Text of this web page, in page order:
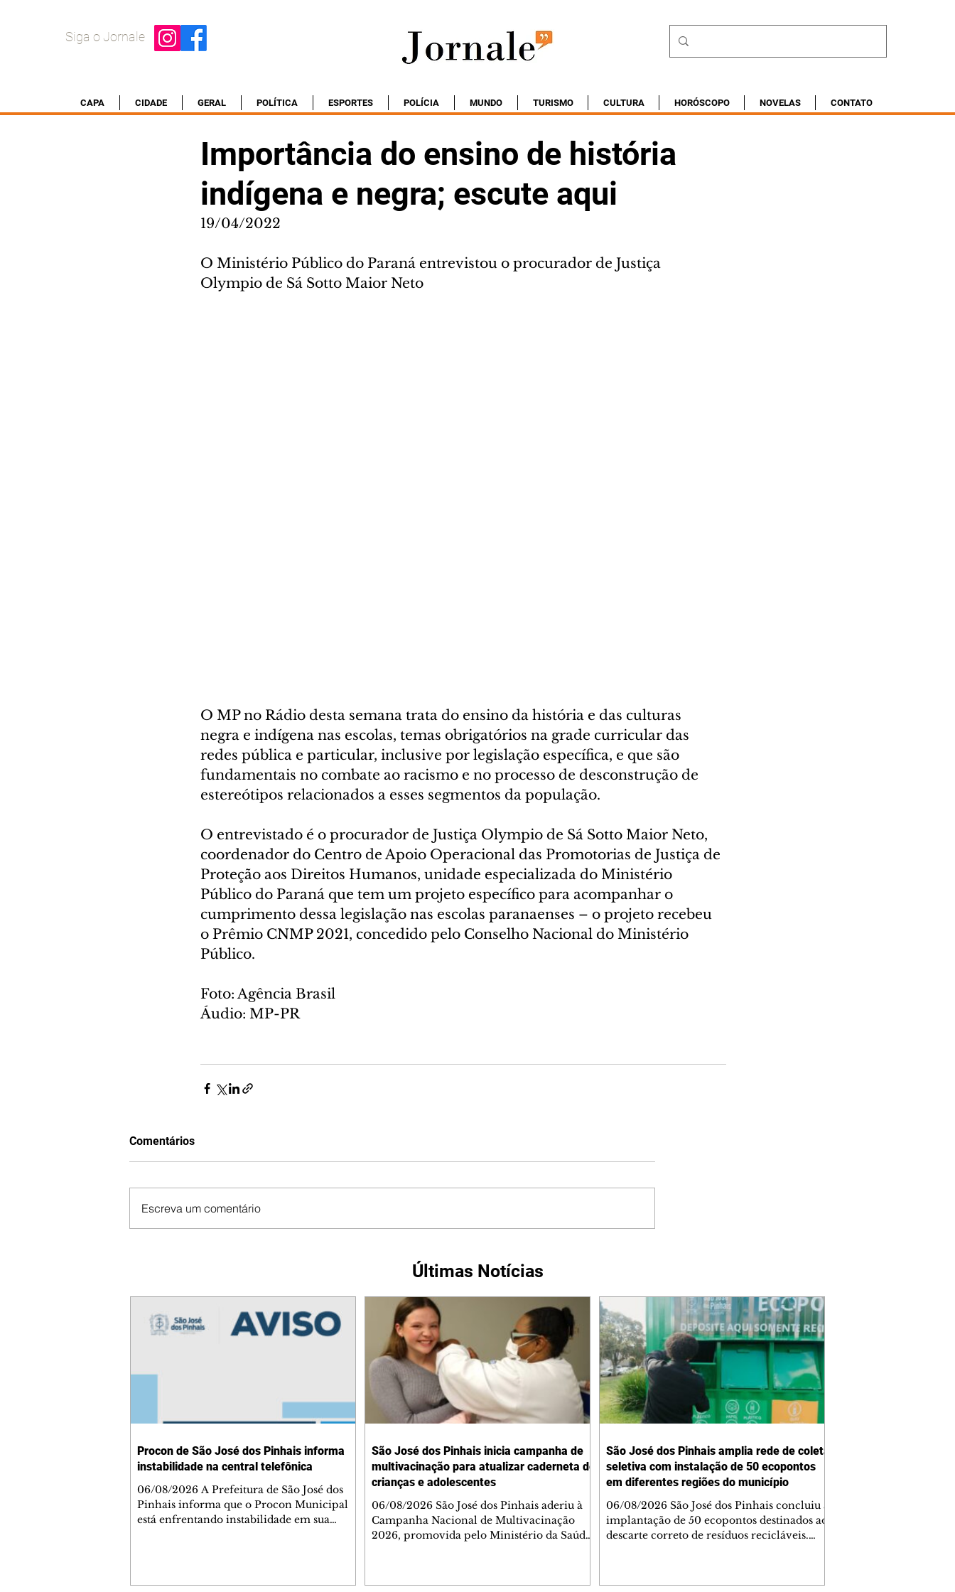
Siga o Jornale
CAPA CIDADE GERAL POLÍTICA ESPORTES POLÍCIA MUNDO TURISMO CULTURA HORÓSCOPO NOVELAS CONTATO
Importância do ensino de história
indígena e negra; escute aqui
19/04/2022
O Ministério Público do Paraná entrevistou o procurador de Justiça
Olympio de Sá Sotto Maior Neto
O MP no Rádio desta semana trata do ensino da história e das culturas
negra e indígena nas escolas, temas obrigatórios na grade curricular das
redes pública e particular, inclusive por legislação específica, e que são
fundamentais no combate ao racismo e no processo de desconstrução de
estereótipos relacionados a esses segmentos da população.
O entrevistado é o procurador de Justiça Olympio de Sá Sotto Maior Neto,
coordenador do Centro de Apoio Operacional das Promotorias de Justiça de
Proteção aos Direitos Humanos, unidade especializada do Ministério
Público do Paraná que tem um projeto específico para acompanhar o
cumprimento dessa legislação nas escolas paranaenses – o projeto recebeu
o Prêmio CNMP 2021, concedido pelo Conselho Nacional do Ministério
Público.
Foto: Agência Brasil
Áudio: MP-PR
Comentários
Escreva um comentário
Últimas Notícias
Procon de São José dos Pinhais informa
instabilidade na central telefônica
06/08/2026 A Prefeitura de São José dos
Pinhais informa que o Procon Municipal
está enfrentando instabilidade em sua
São José dos Pinhais inicia campanha de
multivacinação para atualizar caderneta de
crianças e adolescentes
06/08/2026 São José dos Pinhais aderiu à
Campanha Nacional de Multivacinação
2026, promovida pelo Ministério da Saúde
São José dos Pinhais amplia rede de coleta
seletiva com instalação de 50 ecopontos
em diferentes regiões do município
06/08/2026 São José dos Pinhais concluiu a
implantação de 50 ecopontos destinados ao
descarte correto de resíduos recicláveis.